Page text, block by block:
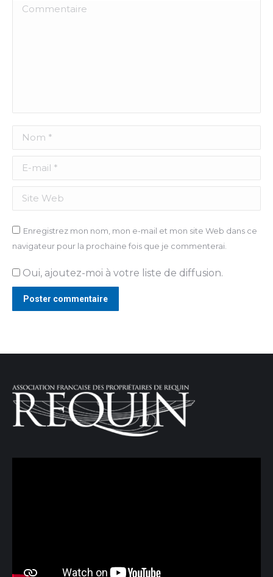
Commentaire
Nom *
E-mail *
Site Web
Enregistrez mon nom, mon e-mail et mon site Web dans ce
navigateur pour la prochaine fois que je commenterai.
Oui, ajoutez-moi à votre liste de diffusion.
Poster commentaire